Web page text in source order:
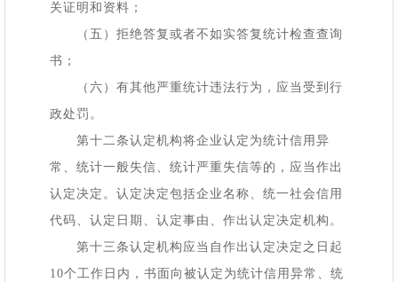
关证明和资料；
（五）拒绝答复或者不如实答复统计检查查询
书；
（六）有其他严重统计违法行为，应当受到行
政处罚。
第十二条认定机构将企业认定为统计信用异
常、统计一般失信、统计严重失信等的，应当作出
认定决定。认定决定包括企业名称、统一社会信用
代码、认定日期、认定事由、作出认定决定机构。
第十三条认定机构应当自作出认定决定之日起
10个工作日内，书面向被认定为统计信用异常、统